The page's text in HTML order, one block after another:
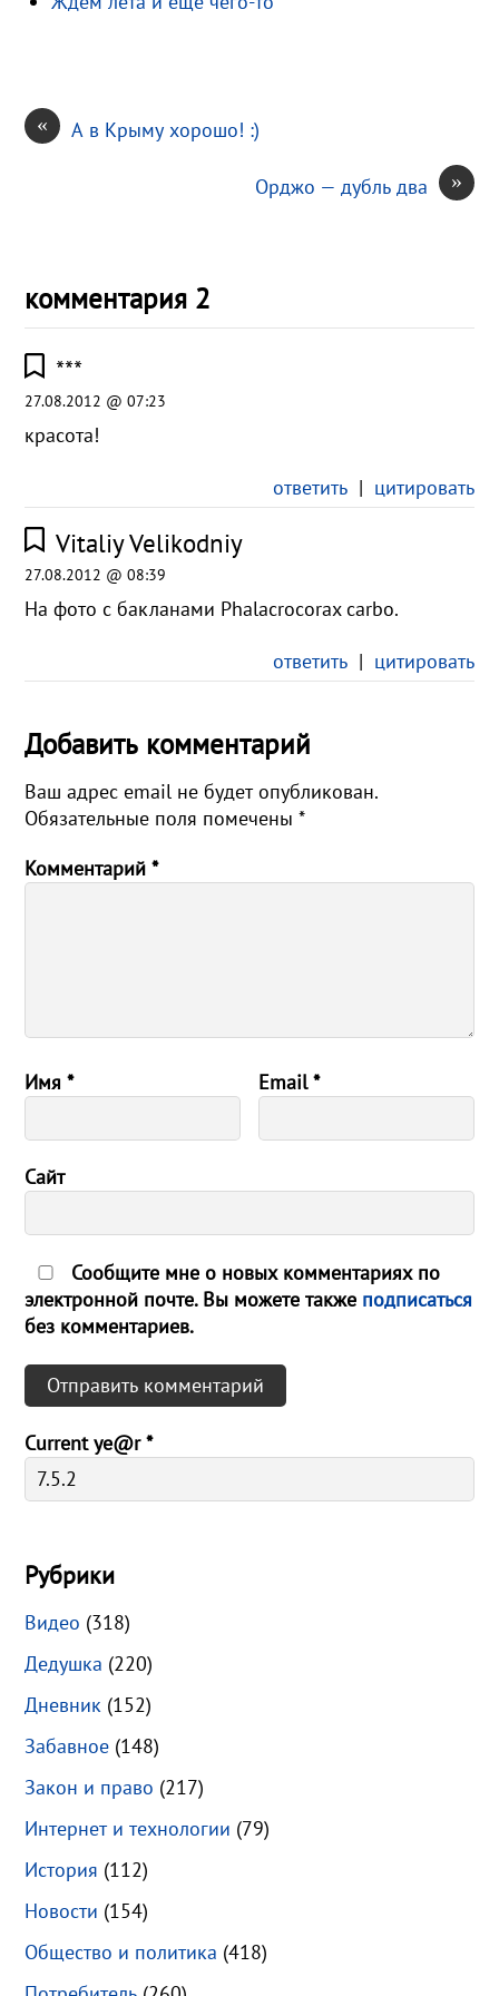
« А в Крыму хорошо! :)
»
Орджо — дубль два
комментария 2
***
27.08.2012 @ 07:23
красота!
ответить| цитировать
Vitaliy Velikodniy
27.08.2012 @ 08:39
На фото с бакланами Phalacrocorax carbo.
ответить| цитировать
Добавить комментарий
Ваш адрес email не будет опубликован.
Обязательные поля помечены*
Комментарий*
Имя* Email*
Сайт
Сообщите мне о новых комментариях по
электронной почте. Вы можете также подписаться
без комментариев.
Current ye@r*
Рубрики
Видео (318)
Дедушка (220)
Дневник (152)
Забавное (148)
Закон и право (217)
Интернет и технологии (79)
История (112)
Новости (154)
Общество и политика (418)